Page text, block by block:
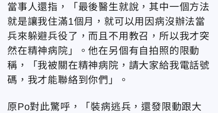
當事人還指，「最後醫生就說，其中一個方法
就是讓我住滿1個月，就可以用因病沒辦法當
兵來躲避兵役了，而且不用教召，所以我才突
然在精神病院」。他在另個有自拍照的限動
稱，「我被關在精神病院，請大家給我電話號
碼，我才能聯絡到你們」。
原Po對此驚呼，「裝病逃兵，還發限動跟大